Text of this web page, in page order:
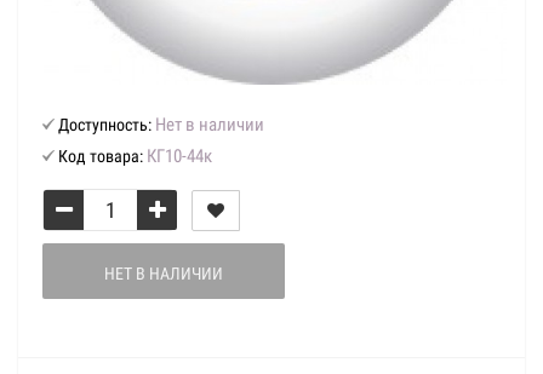
Доступность: Нет в наличии
Код товара: КГ10-44к
НЕТ В НАЛИЧИИ